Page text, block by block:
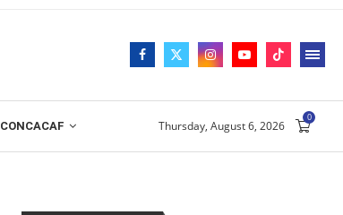
CONCACAF Thursday, August 6, 2026
0